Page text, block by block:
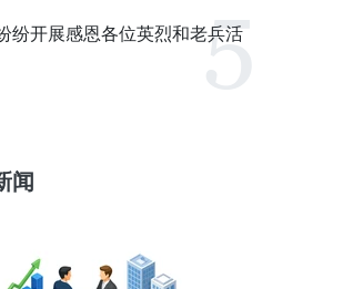
纷开展感恩各位英烈和老兵活
闻